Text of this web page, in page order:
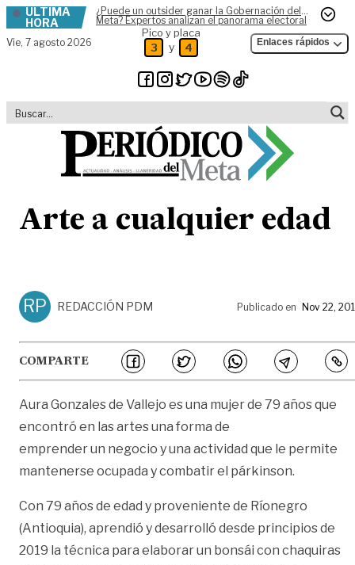
Skip to content
ÚLTIMA
HORA
¿Puede un outsider ganar la Gobernación del
Meta? Expertos analizan el panorama electoral
Vie, 7 agosto 2026
Pico y placa
3 y 4 Enlaces rápidos
Arte a cualquier edad
RP REDACCIÓN PDM Publicado en Nov 22,
COMPARTE
Aura Gonzales de Vallejo es una mujer de 79 años que
encontró en las artes una forma de
emprender un negocio y una actividad que le permite
mantenerse ocupada y combatir el párkinson.
Con 79 años de edad y proveniente de Ríonegro
(Antioquia), aprendió y desarrolló desde principios de
2019 la técnica para elaborar un bonsái con chaquiras